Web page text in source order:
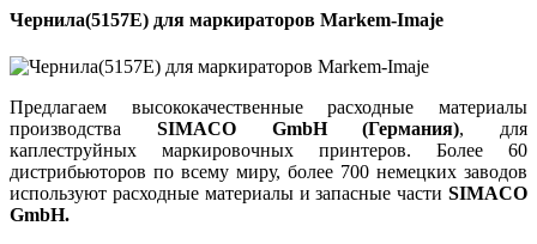
Чернила(5157E) для маркираторов Markem-Imaje
Предлагаем высококачественные расходные материалы
производства SIMACO GmbH (Германия), для
каплеструйных маркировочных принтеров. Более 60
дистрибьюторов по всему миру, более 700 немецких заводов
используют расходные материалы и запасные части SIMACO
GmbH.